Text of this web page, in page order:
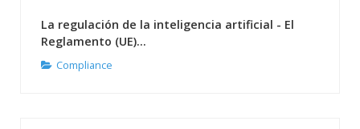
La regulación de la inteligencia artificial - El
Reglamento (UE)...
Compliance